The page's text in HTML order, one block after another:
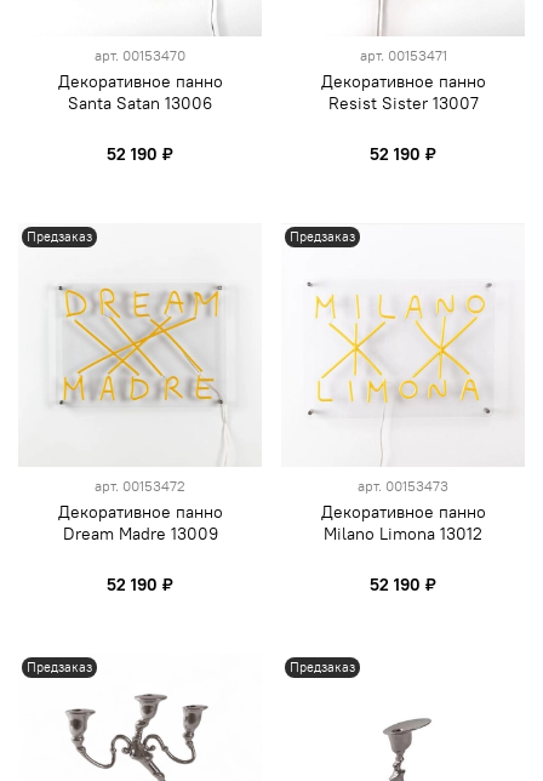
арт. 00153470
Декоративное панно
Santa Satan 13006
52 190 ₽
арт. 00153471
Декоративное панно
Resist Sister 13007
52 190 ₽
Предзаказ
арт. 00153472
Декоративное панно
Dream Madre 13009
52 190 ₽
Предзаказ
арт. 00153473
Декоративное панно
Milano Limona 13012
52 190 ₽
Предзаказ Предзаказ